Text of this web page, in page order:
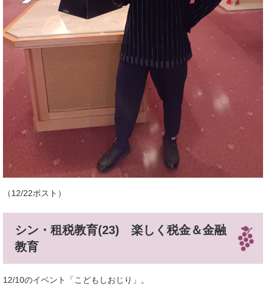
（12/22ポスト）
シン・租税教育(23) 楽しく税金＆金融
教育
12/10のイベント「こどもしおじり」。